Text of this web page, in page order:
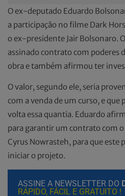
O ex-deputado Eduardo
a participação no filme Dark
o ex-presidente Jair Bolsonaro.
assinado contrato com poderes
obra e também afirmou ter
O valor, segundo ele, seria
com a venda de um curso, e
volta essa quantia. Eduardo
para garantir um contrato com
Cyrus Nowrasteh, para que este
iniciar o projeto.
ASSINE A NEWSLETTER DO
RÁPIDO, FÁCIL E GRATUITO !